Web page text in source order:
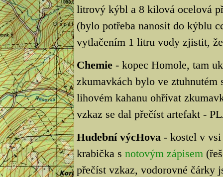
litrový kýbl a 8 kilová ocelová
(bylo potřeba nanosit do kýblu
vytlačením 1 litru vody zjistit,
Chemie- kopec Homole, tam
zkumavkách bylo ve ztuhnutém
lihovém kahanu ohřívat
vzkaz se dal přečíst artefakt -
Hudební výcHova- kostel v vsi
krabička s notovým zápisem
přečíst vzkaz, vodorovné čárky